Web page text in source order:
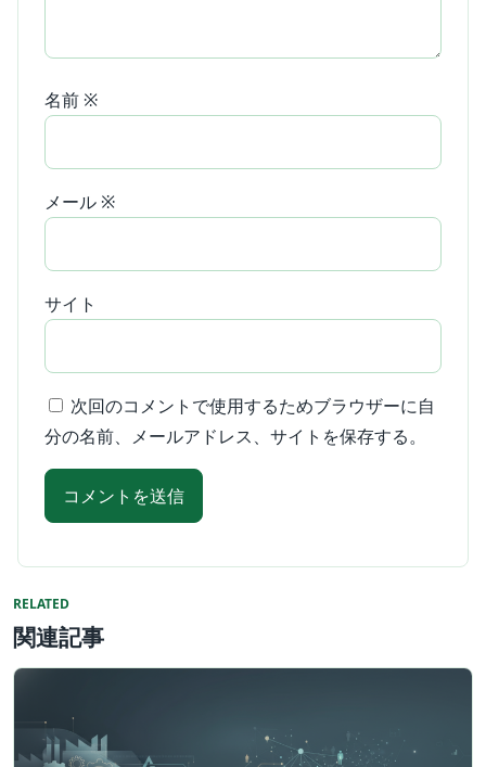
名前 ※
メール ※
サイト
次回のコメントで使用するためブラウザーに自
分の名前、メールアドレス、サイトを保存する。
RELATED
関連記事